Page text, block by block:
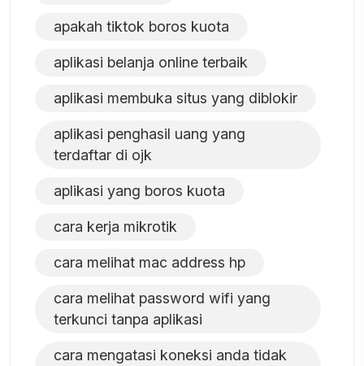
apakah tiktok boros kuota
aplikasi belanja online terbaik
aplikasi membuka situs yang diblokir
aplikasi penghasil uang yang
terdaftar di ojk
aplikasi yang boros kuota
cara kerja mikrotik
cara melihat mac address hp
cara melihat password wifi yang
terkunci tanpa aplikasi
cara mengatasi koneksi anda tidak